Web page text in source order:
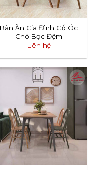
Bàn Ăn Gia Đình Gỗ Óc
Chó Bọc Đệm
Liên hệ